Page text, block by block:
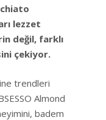
lezzet
değil, farklı
çekiyor.
trendleri
Almond
badem